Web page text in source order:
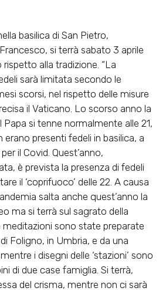
basilica di San Pietro,
si terrà sabato 3 aprile
rispetto alla tradizione. “La
sarà limitata secondo le
scorsi, nel rispetto delle misure
il Vaticano. Lo scorso anno la
si tenne normalmente alle 21,
presenti fedeli in basilica, a
il Covid. Quest’anno,
è prevista la presenza di fedeli
il ‘coprifuoco’ delle 22. A causa
salta anche quest’anno la
ma si terrà sul sagrato della
meditazioni sono state preparate
Foligno, in Umbria, e da una
i disegni delle ‘stazioni’ sono
di due case famiglia. Si terrà,
del crisma, mentre non ci sarà